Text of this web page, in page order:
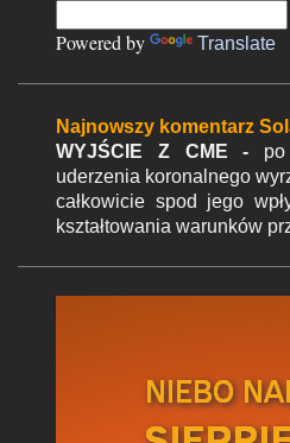
Powered by Translate
Najnowszy komentarz
WYJŚCIE Z CME - po
uderzenia koronalnego
całkowicie spod jego
kształtowania warunków